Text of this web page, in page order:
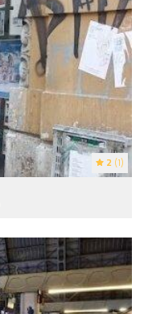
2 (1)